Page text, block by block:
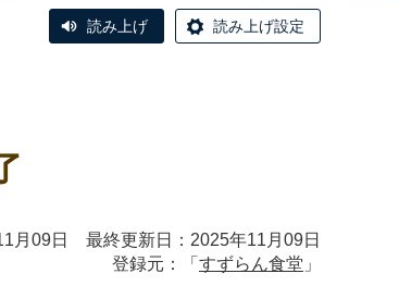
読み上げ 読み上げ設定
月09日 最終更新日：2025年11月09日
登録元：「 すずらん食堂 」